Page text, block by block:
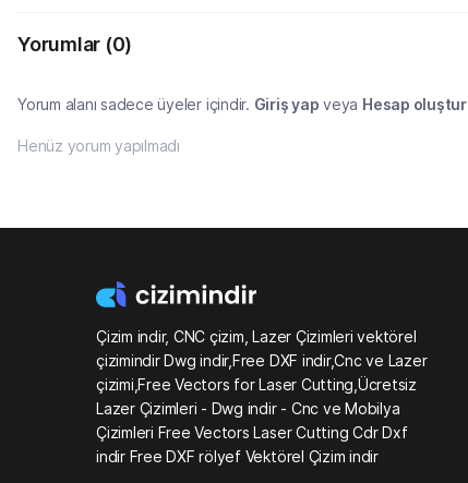
Yorumlar (0)
Yorum alanı sadece üyeler içindir. Giriş yap veya Hesap oluştur
Henüz yorum yapılmadı
Çizim indir, CNC çizim, Lazer Çizimleri vektörel
çizimindir Dwg indir,Free DXF indir,Cnc ve Lazer
çizimi,Free Vectors for Laser Cutting,Ücretsiz
Lazer Çizimleri - Dwg indir - Cnc ve Mobilya
Çizimleri Free Vectors Laser Cutting Cdr Dxf
indir Free DXF rölyef Vektörel Çizim indir